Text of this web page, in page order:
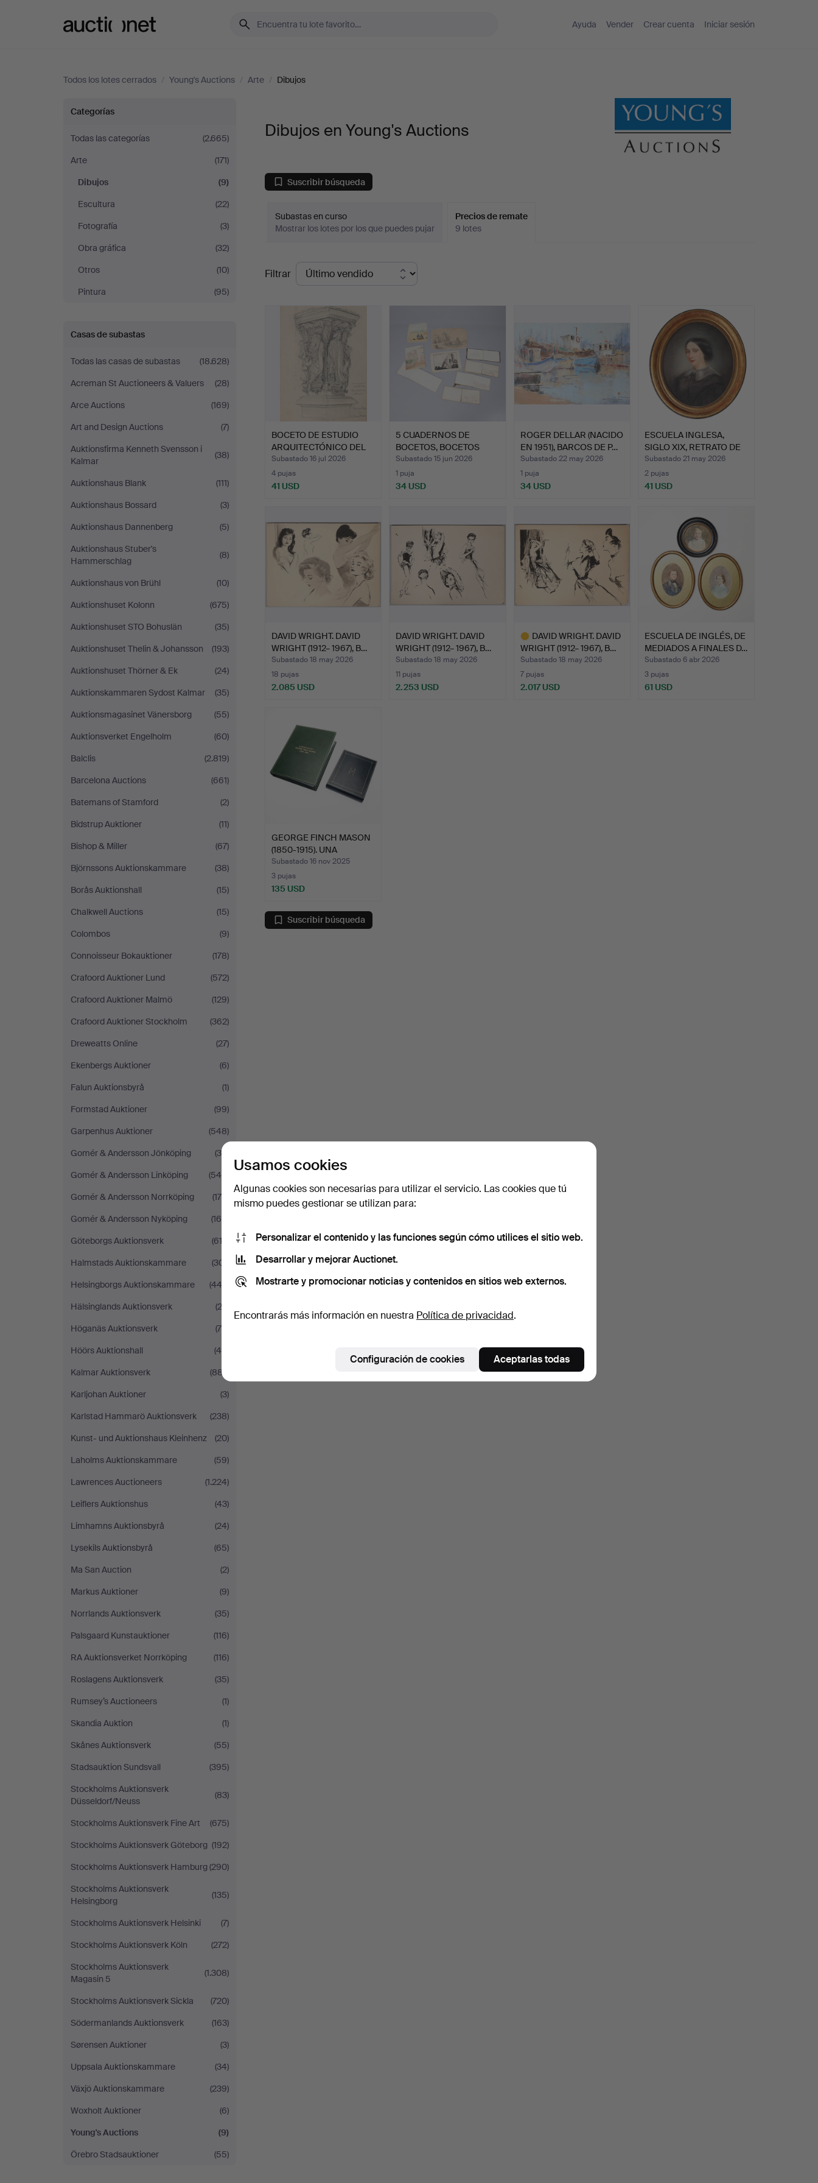
Ayuda Vender Crear cuenta Iniciar sesión
Todos los lotes cerrados / Young's Auctions / Arte / Dibujos
Dibujos
en
Young's
Auctions
Categorías
Todas las categorías
(2.665)
Arte
(171)
Dibujos
(9)
Escultura
(22)
Fotografía
(3)
Obra gráfica
(32)
Otros
(10)
Pintura
(95)
Casas de subastas
Todas las casas de subastas
(18.628)
Acreman St Auctioneers & Valuers
(28)
Arce Auctions
(169)
Art and Design Auctions
(7)
Auktionsfirma Kenneth Svensson i
Kalmar
(38)
Auktionshaus Blank
(111)
Auktionshaus Bossard
(3)
Auktionshaus Dannenberg
(5)
Auktionshaus Stuber's
Hammerschlag
(8)
Auktionshaus von Brühl
(10)
Auktionshuset Kolonn
(675)
Auktionshuset STO Bohuslän
(35)
Auktionshuset Thelin & Johansson
(193)
Auktionshuset Thörner & Ek
(24)
Auktionskammaren Sydost Kalmar
(35)
Auktionsmagasinet Vänersborg
(55)
Auktionsverket Engelholm
(60)
Balclis
(2.819)
Barcelona Auctions
(661)
Batemans of Stamford
(2)
Bidstrup Auktioner
(11)
Bishop & Miller
(67)
Björnssons Auktionskammare
(38)
Borås Auktionshall
(15)
Chalkwell Auctions
(15)
Colombos
(9)
Connoisseur Bokauktioner
(178)
Crafoord Auktioner Lund
(572)
Crafoord Auktioner Malmö
(129)
Crafoord Auktioner Stockholm
(362)
Dreweatts Online
(27)
Ekenbergs Auktioner
(6)
Falun Auktionsbyrå
(1)
Formstad Auktioner
(99)
Garpenhus Auktioner
(548)
Gomér & Andersson Jönköping
(34)
Gomér & Andersson Linköping
(545)
Gomér & Andersson Norrköping
(175)
Gomér & Andersson Nyköping
(165)
Göteborgs Auktionsverk
(612)
Halmstads Auktionskammare
(301)
Helsingborgs Auktionskammare
(442)
Hälsinglands Auktionsverk
(22)
Höganäs Auktionsverk
(70)
Höörs Auktionshall
(46)
Kalmar Auktionsverk
(887)
Karljohan Auktioner
(3)
Karlstad Hammarö Auktionsverk
(238)
Kunst- und Auktionshaus Kleinhenz
(20)
Laholms Auktionskammare
(59)
Lawrences Auctioneers
(1.224)
Leiflers Auktionshus
(43)
Limhamns Auktionsbyrå
(24)
Lysekils Auktionsbyrå
(65)
Ma San Auction
(2)
Markus Auktioner
(9)
Norrlands Auktionsverk
(35)
Palsgaard Kunstauktioner
(116)
RA Auktionsverket Norrköping
(116)
Roslagens Auktionsverk
(35)
Rumsey’s Auctioneers
(1)
Skandia Auktion
(1)
Skånes Auktionsverk
(55)
Stadsauktion Sundsvall
(395)
Stockholms Auktionsverk
Düsseldorf/Neuss
(83)
Stockholms Auktionsverk Fine Art
(675)
Stockholms Auktionsverk Göteborg (192)
Stockholms Auktionsverk Hamburg(290)
Stockholms Auktionsverk
Helsingborg
(135)
Stockholms Auktionsverk Helsinki
(7)
Stockholms Auktionsverk Köln
(272)
Stockholms Auktionsverk
Magasin 5
(1.308)
Stockholms Auktionsverk Sickla
(720)
Södermanlands Auktionsverk
(163)
Sørensen Auktioner
(3)
Uppsala Auktionskammare
(34)
Växjö Auktionskammare
(239)
Woxholt Auktioner
(6)
Young's Auctions
(9)
Örebro Stadsauktioner
(55)
Dibujos en Young's Auctions
Suscribir búsqueda
Subastas en curso
Mostrar los lotes por los que puedes pujar
Precios de remate
9 lotes
Precios
de
remate
Filtrar
BOCETO DE ESTUDIO
ARQUITECTÓNICO DEL
POZO …
Subastado 16 jul 2026
4 pujas
41 USD
5 CUADERNOS DE
BOCETOS, BOCETOS
SUELTOS Y …
Subastado 15 jun 2026
1 puja
34 USD
ROGER DELLAR (NACIDO
EN 1951), BARCOS DE P…
Subastado 22 may 2026
1 puja
34 USD
ESCUELA INGLESA,
SIGLO XIX, RETRATO DE
DAM…
Subastado 21 may 2026
2 pujas
41 USD
DAVID WRIGHT. DAVID
WRIGHT (1912– 1967), B…
Subastado 18 may 2026
18 pujas
2.085 USD
DAVID WRIGHT. DAVID
WRIGHT (1912– 1967), B…
Subastado 18 may 2026
11 pujas
2.253 USD
DAVID WRIGHT. DAVID
WRIGHT (1912– 1967), B…
Subastado 18 may 2026
7 pujas
2.017 USD
ESCUELA DE INGLÉS, DE
MEDIADOS A FINALES D…
Subastado 6 abr 2026
3 pujas
61 USD
GEORGE FINCH MASON
(1850-1915). UNA
COLECC…
Subastado 16 nov 2025
3 pujas
135 USD
Suscribir búsqueda
Usamos cookies
Algunas cookies son necesarias para utilizar el servicio. Las cookies que tú
mismo puedes gestionar se utilizan para:
Personalizar el contenido y las funciones según cómo utilices el sitio web.
Desarrollar y mejorar Auctionet.
Mostrarte y promocionar noticias y contenidos en sitios web externos.
Encontrarás más información en nuestra Política de privacidad.
Configuración de cookies Aceptarlas todas